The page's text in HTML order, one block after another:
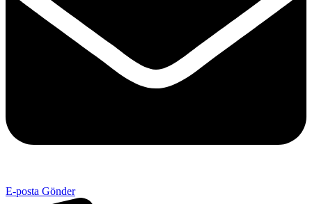
E-posta Gönder